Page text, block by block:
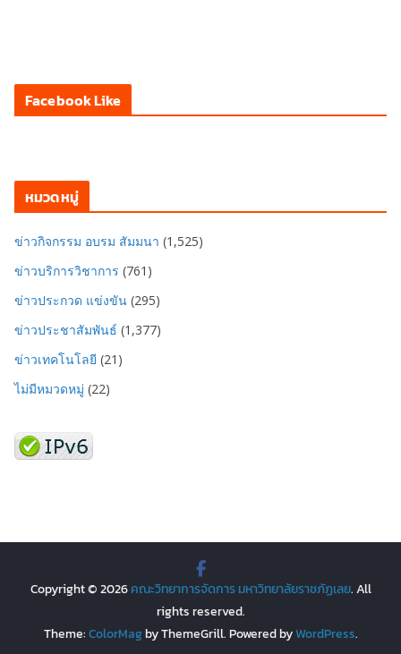
Facebook Like
หมวดหมู่
ข่าวกิจกรรม อบรม สัมมนา (1,525)
ข่าวบริการวิชาการ (761)
ข่าวประกวด แข่งขัน (295)
ข่าวประชาสัมพันธ์ (1,377)
ข่าวเทคโนโลยี (21)
ไม่มีหมวดหมู่ (22)
Copyright © 2026คณะวิทยาการจัดการ มหาวิทยาลัยราชภัฏเลย. All
rights reserved.
Theme:ColorMagby ThemeGrill. Powered byWordPress.